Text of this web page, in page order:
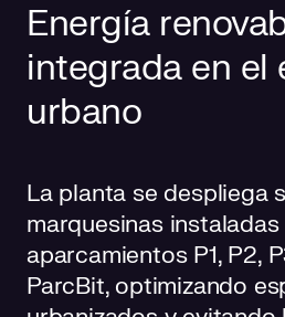
Energía
integrada en el
urbano
La planta se despliega
marquesinas
aparcamientos P1, P2,
ParcBit, optimizando